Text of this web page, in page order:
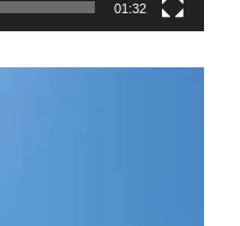
01:32